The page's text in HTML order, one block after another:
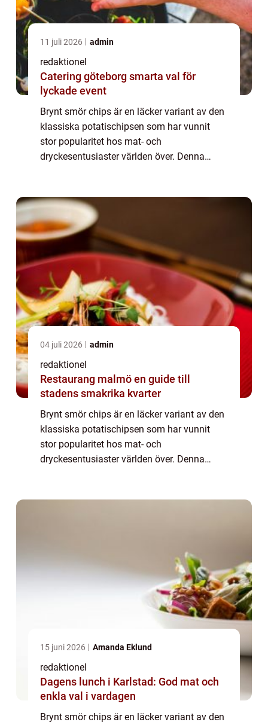
11 juli 2026 admin
redaktionel
Catering göteborg smarta val för
lyckade event
Brynt smör chips är en läcker variant av den
klassiska potatischipsen som har vunnit
stor popularitet hos mat- och
dryckesentusiaster världen över. Denna
dessa smak...
04 juli 2026 admin
redaktionel
Restaurang malmö en guide till
stadens smakrika kvarter
Brynt smör chips är en läcker variant av den
klassiska potatischipsen som har vunnit
stor popularitet hos mat- och
dryckesentusiaster världen över. Denna
15 juni 2026 Amanda Eklund
redaktionel
Dagens lunch i Karlstad: God mat och
enkla val i vardagen
Brynt smör chips är en läcker variant av den